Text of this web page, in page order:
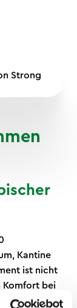
Kantine
ist nicht
Komfort bei